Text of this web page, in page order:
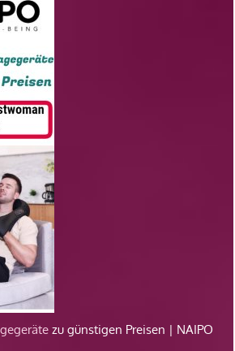
zu günstigen Preisen | NAIPO